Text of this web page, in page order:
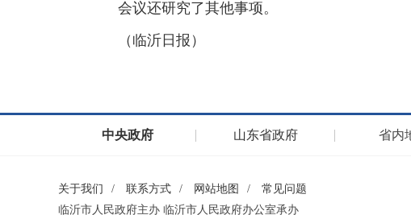
会议还研究了其他事项。
（临沂日报）
中央政府 山东省政府 省内
关于我们 / 联系方式 / 网站地图 /
常见问题
临沂市人民政府主办 临沂市人民政府办公室承办